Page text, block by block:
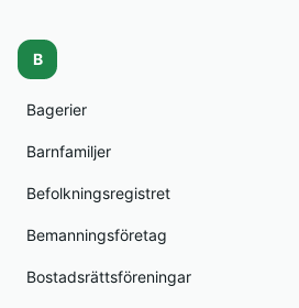
B
Bagerier
Barnfamiljer
Befolkningsregistret
Bemanningsföretag
Bostadsrättsföreningar